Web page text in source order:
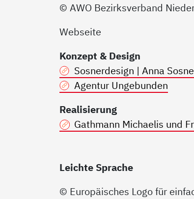
© AWO Bezirksverband
Webseite
Konzept & Design
Sosnerdesign | Anna
Agentur Ungebunden
Realisierung
Gathmann Michaelis und
Leichte Sprache
© Europäisches Logo für